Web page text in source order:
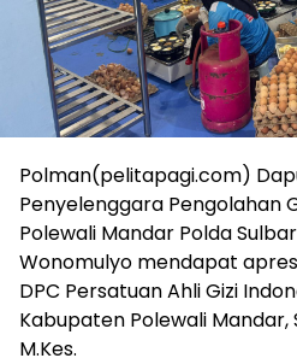
Polman(pelitapagi.com)
Penyelenggara Pengolahan
Polewali Mandar Polda
Wonomulyo mendapat
DPC Persatuan Ahli Gizi
Kabupaten Polewali Mandar,
M.Kes.